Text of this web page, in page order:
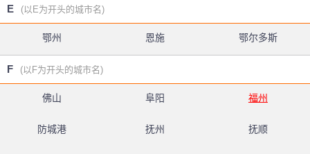
E (以E为开头的城市名)
鄂州 恩施 鄂尔多斯
F (以F为开头的城市名)
佛山 阜阳 福州
防城港 抚州 抚顺